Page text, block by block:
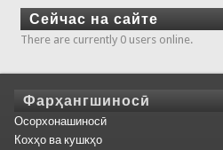
Сейчас на сайте
There are currently 0 users online.
Фарҳангшиносӣ
Осорхонашиносӣ
Кохҳо ва кушкҳо